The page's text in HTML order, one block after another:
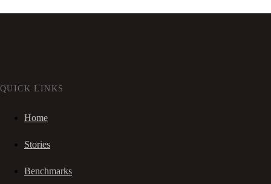
QUICK LINKS
Home
Stories
Benchmarks